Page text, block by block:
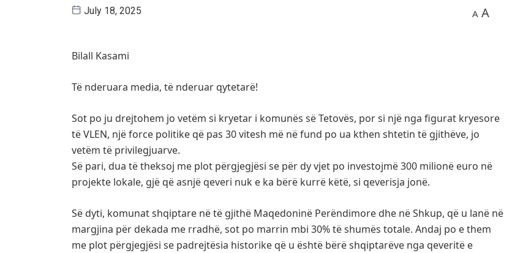
July 18, 2025 A A
Bilall Kasami
Të nderuara media, të nderuar qytetarë!
Sot po ju drejtohem jo vetëm si kryetar i komunës së Tetovës, por si një nga figurat kryesore
të VLEN, një force politike që pas 30 vitesh më në fund po ua kthen shtetin të gjithëve, jo
vetëm të privilegjuarve.
Së pari, dua të theksoj me plot përgjegjësi se për dy vjet po investojmë 300 milionë euro në
projekte lokale, gjë që asnjë qeveri nuk e ka bërë kurrë këtë, si qeverisja jonë.
Së dyti, komunat shqiptare në të gjithë Maqedoninë Perëndimore dhe në Shkup, që u lanë në
margjina për dekada me rradhë, sot po marrin mbi 30% të shumës totale. Andaj po e them
me plot përgjegjësi se padrejtësia historike që u është bërë shqiptarëve nga qeveritë e